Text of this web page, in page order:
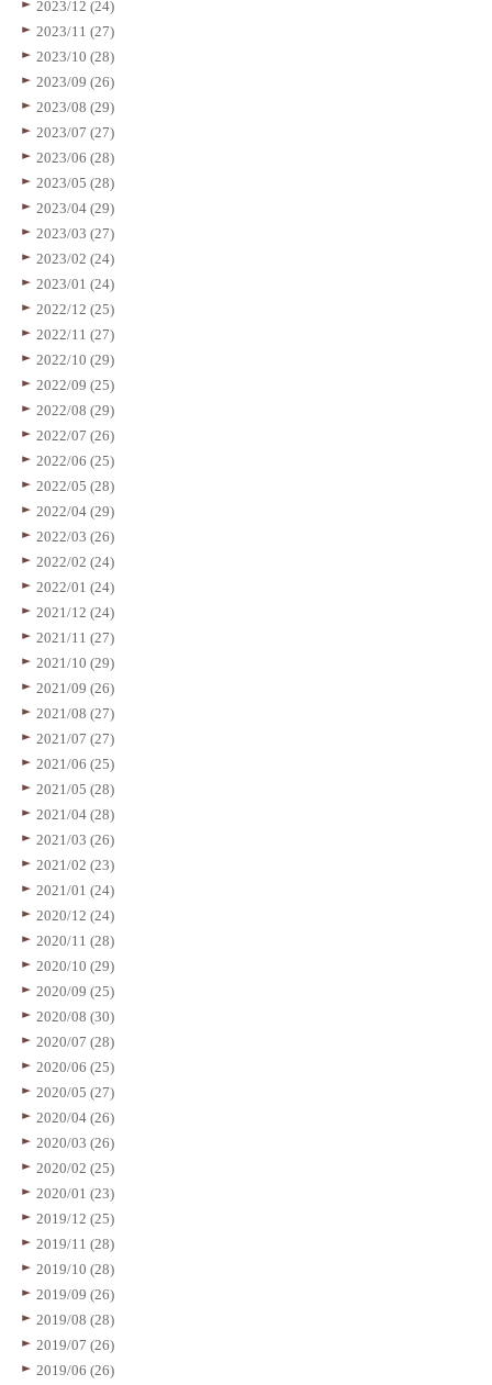
2023/12 (24)
2023/11 (27)
2023/10 (28)
2023/09 (26)
2023/08 (29)
2023/07 (27)
2023/06 (28)
2023/05 (28)
2023/04 (29)
2023/03 (27)
2023/02 (24)
2023/01 (24)
2022/12 (25)
2022/11 (27)
2022/10 (29)
2022/09 (25)
2022/08 (29)
2022/07 (26)
2022/06 (25)
2022/05 (28)
2022/04 (29)
2022/03 (26)
2022/02 (24)
2022/01 (24)
2021/12 (24)
2021/11 (27)
2021/10 (29)
2021/09 (26)
2021/08 (27)
2021/07 (27)
2021/06 (25)
2021/05 (28)
2021/04 (28)
2021/03 (26)
2021/02 (23)
2021/01 (24)
2020/12 (24)
2020/11 (28)
2020/10 (29)
2020/09 (25)
2020/08 (30)
2020/07 (28)
2020/06 (25)
2020/05 (27)
2020/04 (26)
2020/03 (26)
2020/02 (25)
2020/01 (23)
2019/12 (25)
2019/11 (28)
2019/10 (28)
2019/09 (26)
2019/08 (28)
2019/07 (26)
2019/06 (26)